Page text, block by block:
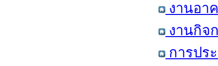
งานอา
งานกิจ
การปร